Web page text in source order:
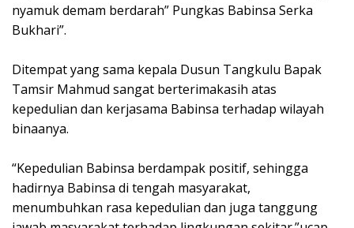
nyamuk demam berdarah” Pungkas Babinsa Serka
Bukhari”.
Ditempat yang sama kepala Dusun Tangkulu Bapak
Tamsir Mahmud sangat berterimakasih atas
kepedulian dan kerjasama Babinsa terhadap wilayah
binaanya.
“Kepedulian Babinsa berdampak positif, sehingga
hadirnya Babinsa di tengah masyarakat,
menumbuhkan rasa kepedulian dan juga tanggung